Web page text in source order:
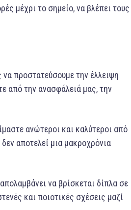
μέχρι το σημείο, να βλέπει τους
προστατεύσουμε την έλλειψη
από την ανασφάλειά μας, την
ανώτεροι και καλύτεροι από
αποτελεί μια μακροχρόνια
να βρίσκεται δίπλα σε
και ποιοτικές σχέσεις μαζί